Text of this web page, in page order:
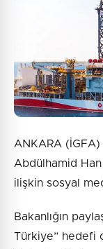
ANKARA (İGFA)
Abdülhamid
ilişkin sosyal
Bakanlığın
Türkiye” hedefi